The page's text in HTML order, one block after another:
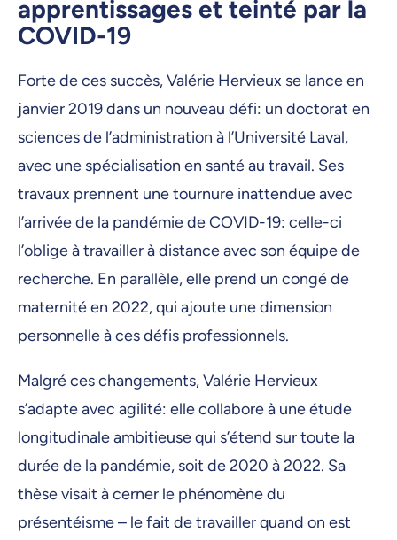
apprentissages et teinté par la
COVID-19
Forte de ces succès, Valérie Hervieux se lance en
janvier 2019 dans un nouveau défi: un doctorat en
sciences de l’administration à l’Université Laval,
avec une spécialisation en santé au travail. Ses
travaux prennent une tournure inattendue avec
l’arrivée de la pandémie de COVID-19: celle-ci
l’oblige à travailler à distance avec son équipe de
recherche. En parallèle, elle prend un congé de
maternité en 2022, qui ajoute une dimension
personnelle à ces défis professionnels.
Malgré ces changements, Valérie Hervieux
s’adapte avec agilité: elle collabore à une étude
longitudinale ambitieuse qui s’étend sur toute la
durée de la pandémie, soit de 2020 à 2022. Sa
thèse visait à cerner le phénomène du
présentéisme – le fait de travailler quand on est